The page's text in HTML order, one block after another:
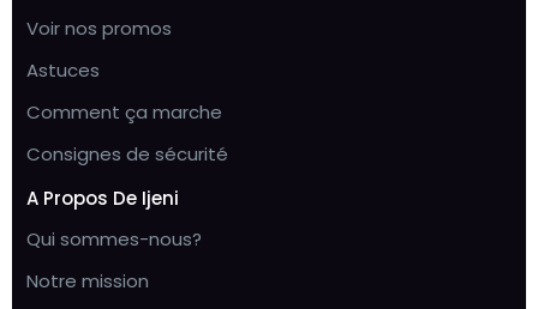
Voir nos promos
Astuces
Comment ça marche
Consignes de sécurité
A Propos De Ijeni
Qui sommes-nous?
Notre mission